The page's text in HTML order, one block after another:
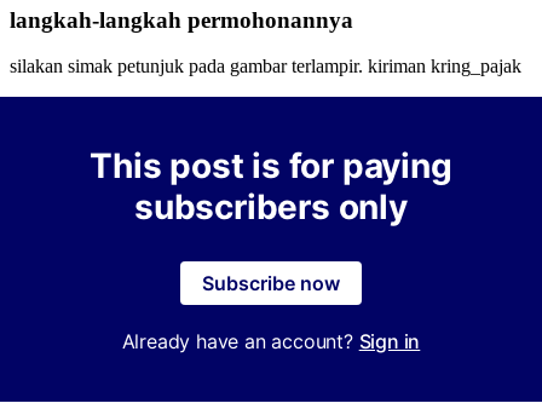
langkah-langkah permohonannya
silakan simak petunjuk pada gambar terlampir. kiriman kring_pajak
This post is for paying
subscribers only
Subscribe now
Already have an account? Sign in